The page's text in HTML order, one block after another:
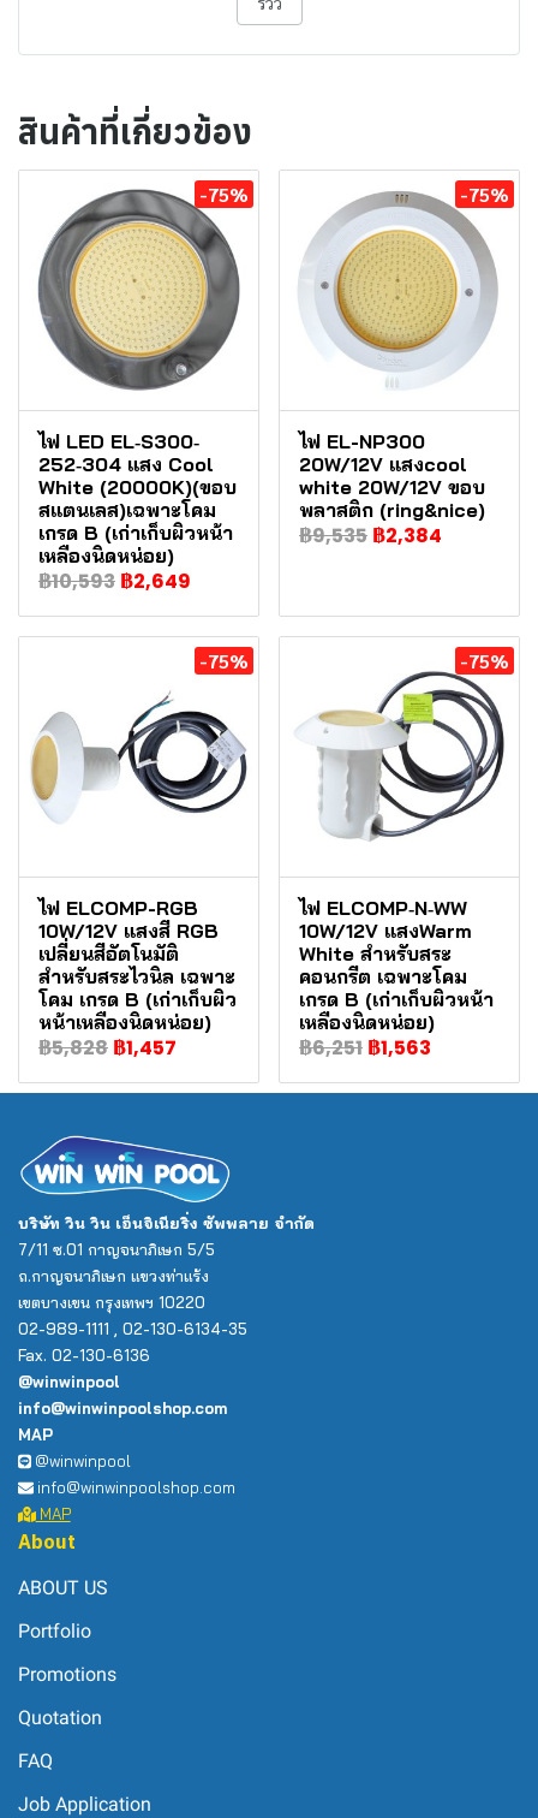
สินค้าที่เกี่ยวข้อง
-75%
ไฟ LED EL‐S300‐
252‐304 แสง Cool
White (20000K)(ขอบ
สแตนเลส)เฉพาะโคม
เกรด B (เก่าเก็บผิวหน้า
เหลืองนิดหน่อย)
฿10,593 ฿2,649
-75%
ไฟ EL-NP300
20W/12V แสงcool
white 20W/12V ขอบ
พลาสติก (ring&nice)
฿9,535 ฿2,384
-75%
ไฟ ELCOMP-RGB
10W/12V แสงสี RGB
เปลี่ยนสีอัตโนมัติ
สำหรับสระไวนิล เฉพาะ
โคม เกรด B (เก่าเก็บผิว
หน้าเหลืองนิดหน่อย)
฿5,828 ฿1,457
-75%
ไฟ ELCOMP‐N‐WW
10W/12V แสงWarm
White สำหรับสระ
คอนกรีต เฉพาะโคม
เกรด B (เก่าเก็บผิวหน้า
เหลืองนิดหน่อย)
฿6,251 ฿1,563
บริษัท วิน วิน เอ็นจิเนียริ่ง ซัพพลาย จำกัด
7/11 ซ.01 กาญจนาภิเษก 5/5
ถ.กาญจนาภิเษก แขวงท่าแร้ง
เขตบางเขน กรุงเทพฯ 10220
02-989-1111 , 02-130-6134-35
Fax. 02-130-6136
@winwinpool
info@winwinpoolshop.com
MAP
@winwinpool
info@winwinpoolshop.com
MAP
About
ABOUT US
Portfolio
Promotions
Quotation
FAQ
Job Application